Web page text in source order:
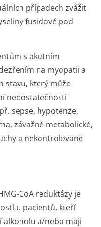
případech zvážit
fusidové pod
s akutním
na myopatii a
stavu, který může
nedostatečnosti
sepse, hypotenze,
závažné metabolické,
a nekontrolované
CoA reduktázy je
u pacientů, kteří
alkoholu a/nebo mají